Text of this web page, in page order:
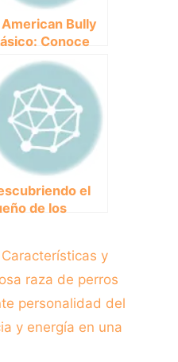
American Bully
Conoce
sobre esta
raza de
el
de los
y
raza de perros
personalidad del
y energía en una